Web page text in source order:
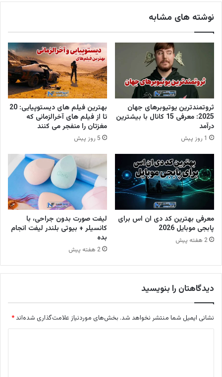
نوشته های مشابه
ثروتمندترین یوتیوبرهای جهان
2025: معرفی 15 کانال با بیشترین
درآمد
1 روز پیش
بهترین فیلم های دیستوپیایی: 20
تا از فیلم های آخرالزمانی که
مغزتان را منفجر می کنند
5 روز پیش
معرفی بهترین کد دی ان اس برای
پابجی موبایل 2026
2 هفته پیش
لیفت صورت بدون جراحی، با
کانسیلر + بیوتی بلندر لیفت انجام
بده
2 هفته پیش
دیدگاهتان را بنویسید
نشانی ایمیل شما منتشر نخواهد شد. بخش‌های موردنیاز علامت‌گذاری شده‌اند *